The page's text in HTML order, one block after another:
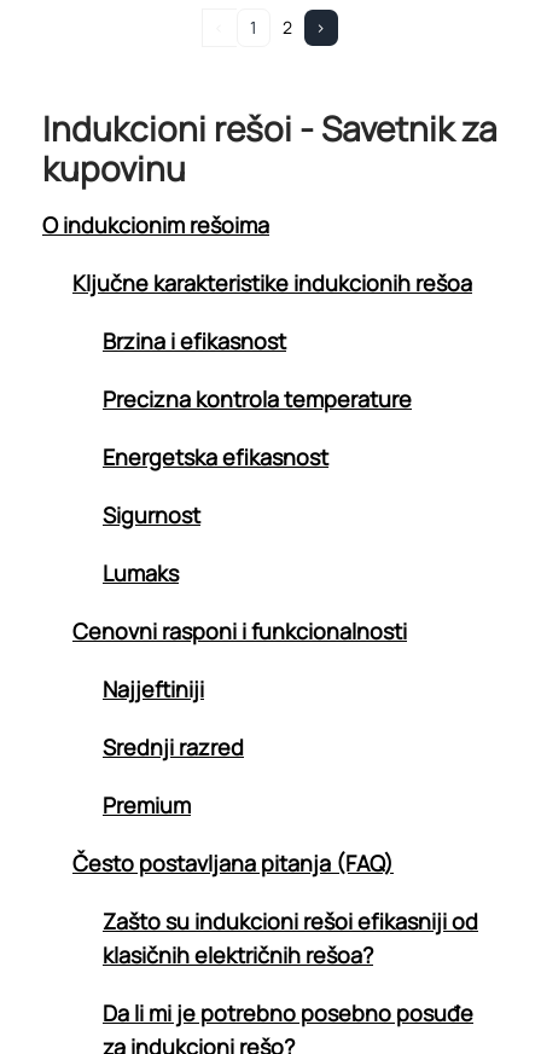
1 2 >
Indukcioni rešoi - Savetnik za
kupovinu
O indukcionim rešoima
Ključne karakteristike indukcionih rešoa
Brzina i efikasnost
Precizna kontrola temperature
Energetska efikasnost
Sigurnost
Lumaks
Cenovni rasponi i funkcionalnosti
Najjeftiniji
Srednji razred
Premium
Često postavljana pitanja (FAQ)
Zašto su indukcioni rešoi efikasniji od
klasičnih električnih rešoa?
Da li mi je potrebno posebno posuđe
za indukcioni rešo?